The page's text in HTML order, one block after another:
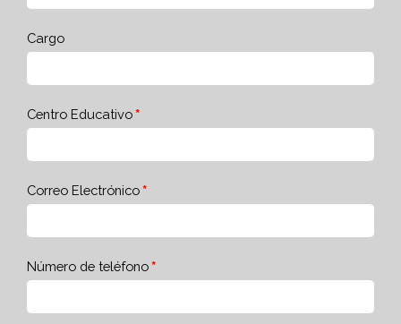
Cargo
Centro Educativo
Correo Electrónico
Número de teléfono